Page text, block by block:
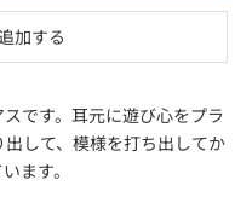
加する
です。耳元に遊び心をプラ
して、模様を打ち出してか
ます。